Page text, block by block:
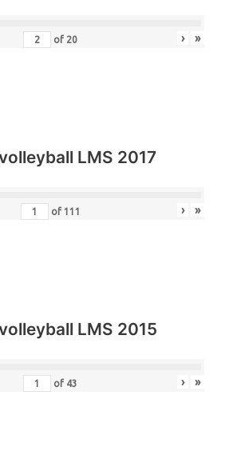
of 20 › »
LMS 2017
of 111 › »
LMS 2015
of 43 › »